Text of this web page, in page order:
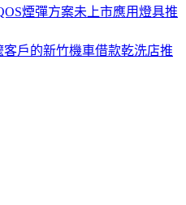
煙彈方案未上市應用燈具推
戶的新竹機車借款乾洗店推